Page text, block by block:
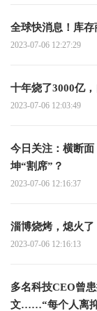
全球快消息！库存
2023-07-06 12:27:29
十年烧了3000亿
2023-07-06 12:03:49
今日关注：横断
坤“割席”？
2023-07-06 12:16:37
淄博烧烤，熄火了
2023-07-06 12:16:13
多名科技CEO曾
文……“每个人离抑